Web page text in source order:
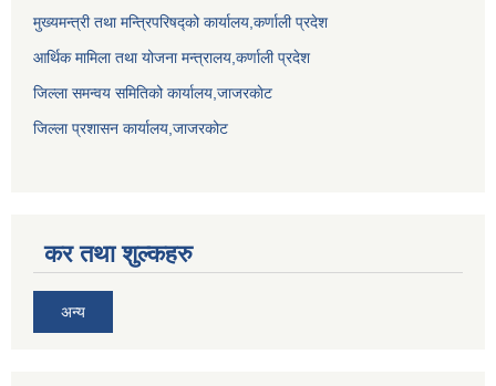
मुख्यमन्त्री तथा मन्त्रिपरिषद्को कार्यालय,कर्णाली प्रदेश
आर्थिक मामिला तथा योजना मन्त्रालय,कर्णाली प्रदेश
जिल्ला समन्वय समितिको कार्यालय,जाजरकाेट
जिल्ला प्रशासन कार्यालय,जाजरकोट
कर तथा शुल्कहरु
अन्य